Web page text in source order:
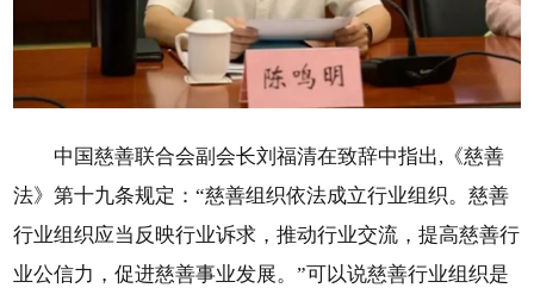
中国慈善联合会副会长刘福清在致辞中指出,《慈善
法》第十九条规定：“慈善组织依法成立行业组织。慈善
行业组织应当反映行业诉求，推动行业交流，提高慈善行
业公信力，促进慈善事业发展。”可以说慈善行业组织是